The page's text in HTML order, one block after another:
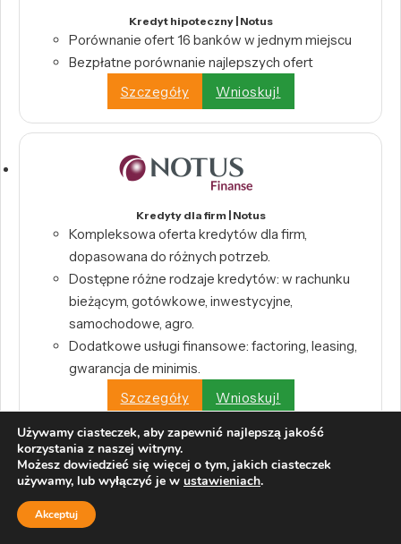
Kredyt hipoteczny | Notus
Porównanie ofert 16 banków w jednym miejscu
Bezpłatne porównanie najlepszych ofert
Szczegóły
Wnioskuj!
Kredyty dla firm | Notus
Kompleksowa oferta kredytów dla firm,
dopasowana do różnych potrzeb.
Dostępne różne rodzaje kredytów: w rachunku
bieżącym, gotówkowe, inwestycyjne,
samochodowe, agro.
Dodatkowe usługi finansowe: factoring, leasing,
gwarancja de minimis.
Szczegóły
Wnioskuj!
Kwota do 400 000 zł
Używamy ciasteczek, aby zapewnić najlepszą jakość
korzystania z naszej witryny.
Możesz dowiedzieć się więcej o tym, jakich ciasteczek
używamy, lub wyłączyć je w ustawieniach.
Akceptuj